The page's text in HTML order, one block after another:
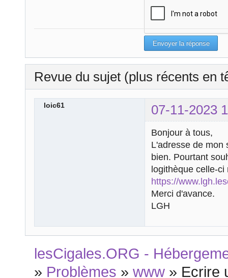
Revue du sujet (plus récents en
loic61 07-11-2023
Bonjour à tous,
L'adresse de mon
bien. Pourtant
logithèque celle-
https://
Merci d'avance.
LGH
lesCigales.ORG -
» Problèmes »www » Ecrire